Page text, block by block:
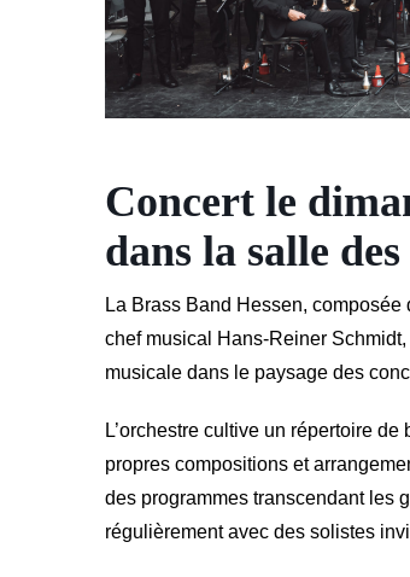
Concert le
dans la salle
La Brass Band Hessen,
chef musical Hans-Reiner
musicale dans le paysage des
L’orchestre cultive un répertoire
propres compositions et
des programmes transcendant les
régulièrement avec des solistes